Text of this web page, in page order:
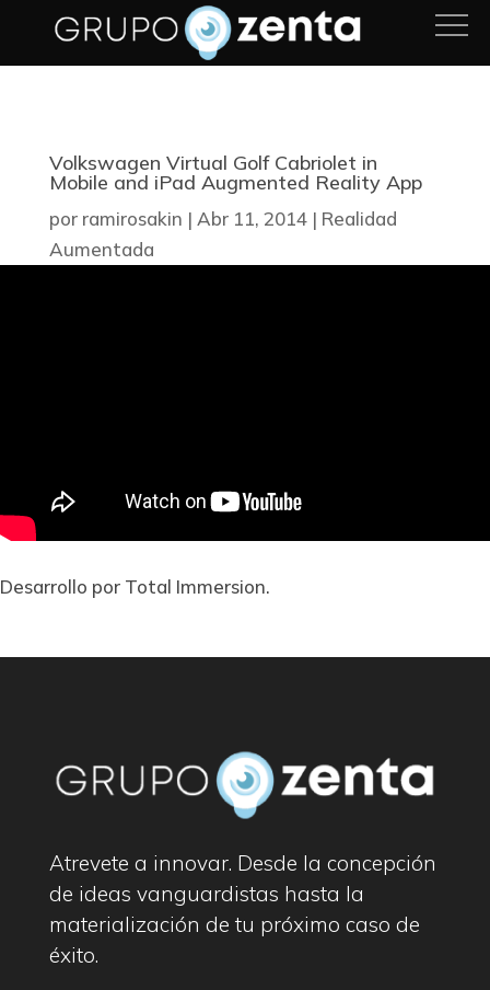
Volkswagen Virtual Golf Cabriolet in
Mobile and iPad Augmented Reality App
por ramirosakin | Abr 11, 2014| Realidad
Aumentada
Desarrollo por Total Immersion.
Atrevete a innovar. Desde la concepción
de ideas vanguardistas hasta la
materialización de tu próximo caso de
éxito.